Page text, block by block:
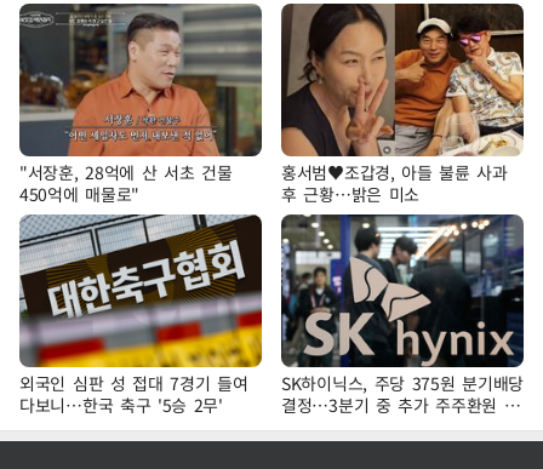
"서장훈, 28억에 산 서초 건물
450억에 매물로"
홍서범♥조갑경, 아들 불륜 사과
후 근황…밝은 미소
외국인 심판 성 접대 7경기 들여
다보니…한국 축구 '5승 2무'
SK하이닉스, 주당 375원 분기배당
결정…3분기 중 추가 주주환원 발
표